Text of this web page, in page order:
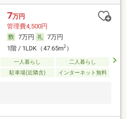
7万円
管理費4,500円
7万円
7万円
1階 / 1LDK（47.65m2）
一人暮らし
二人暮らし
駐車場(近隣含) インターネット無料